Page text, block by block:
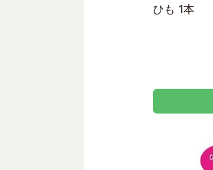
ひも 1本